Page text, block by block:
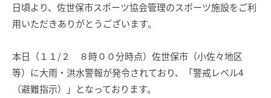
サ
イ
日頃より、佐世保市スポーツ協会管理のスポーツ施設をご利
用いただきありがとうございます。
本日（１１/２ ８時００分時点）佐世保市（小佐々地区
等）に大雨・洪水警報が発令されており、「警戒レベル4
（避難指示）」となっております。